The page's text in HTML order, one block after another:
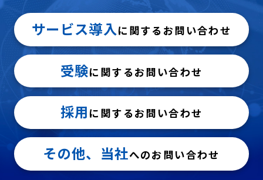
サービス導入に関するお問い合わせ
受験に関するお問い合わせ
採用 に関するお問い合わせ
その他、当社へのお問い合わせ